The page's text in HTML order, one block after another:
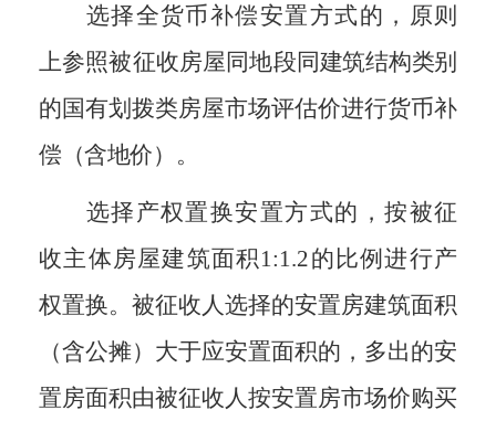
选择全货币补偿安置方式的，原则
上参照被征收房屋同地段同建筑结构类别
的国有划拨类房屋市场评估价进行货币补
偿（含地价）。
选择产权置换安置方式的，按被征
收主体房屋建筑面积1:1.2的比例进行产
权置换。被征收人选择的安置房建筑面积
（含公摊）大于应安置面积的，多出的安
置房面积由被征收人按安置房市场价购买